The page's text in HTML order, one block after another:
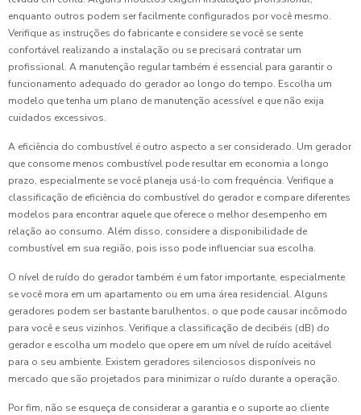
enquanto outros podem ser facilmente configurados por você mesmo.
Verifique as instruções do fabricante e considere se você se sente
confortável realizando a instalação ou se precisará contratar um
profissional. A manutenção regular também é essencial para garantir o
funcionamento adequado do gerador ao longo do tempo. Escolha um
modelo que tenha um plano de manutenção acessível e que não exija
cuidados excessivos.
A eficiência do combustível é outro aspecto a ser considerado. Um gerador
que consome menos combustível pode resultar em economia a longo
prazo, especialmente se você planeja usá-lo com frequência. Verifique a
classificação de eficiência do combustível do gerador e compare diferentes
modelos para encontrar aquele que oferece o melhor desempenho em
relação ao consumo. Além disso, considere a disponibilidade de
combustível em sua região, pois isso pode influenciar sua escolha.
O nível de ruído do gerador também é um fator importante, especialmente
se você mora em um apartamento ou em uma área residencial. Alguns
geradores podem ser bastante barulhentos, o que pode causar incômodo
para você e seus vizinhos. Verifique a classificação de decibéis (dB) do
gerador e escolha um modelo que opere em um nível de ruído aceitável
para o seu ambiente. Existem geradores silenciosos disponíveis no
mercado que são projetados para minimizar o ruído durante a operação.
Por fim, não se esqueça de considerar a garantia e o suporte ao cliente